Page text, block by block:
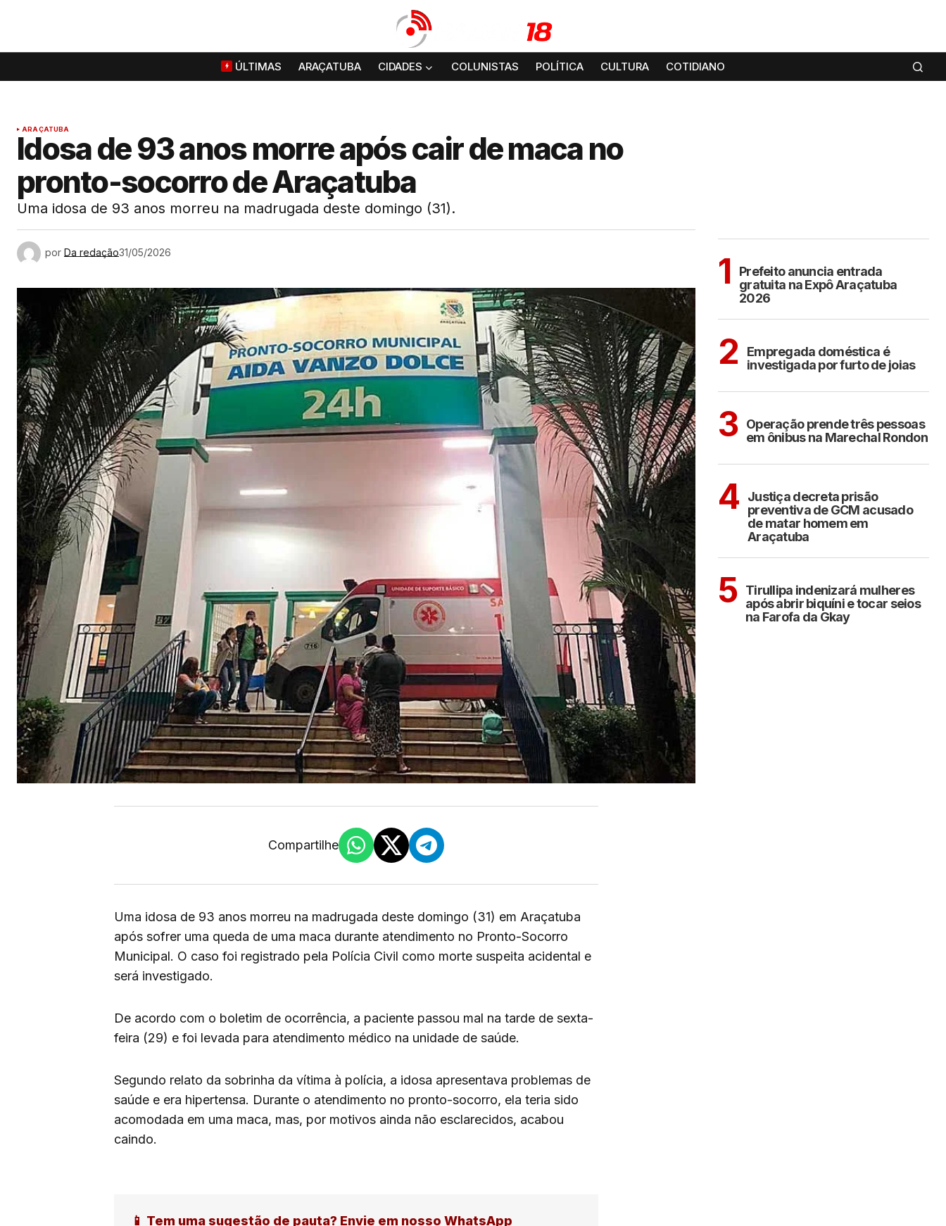
ÚLTIMAS ARAÇATUBA CIDADES COLUNISTAS POLÍTICA CULTURA COTIDIANO
ARAÇATUBA
Idosa de 93 anos morre após cair de maca no
pronto-socorro de Araçatuba
Uma idosa de 93 anos morreu na madrugada deste domingo (31).
por Da redação31/05/2026
Compartilhe
Uma idosa de 93 anos morreu na madrugada deste domingo (31) em Araçatuba
após sofrer uma queda de uma maca durante atendimento no Pronto-Socorro
Municipal. O caso foi registrado pela Polícia Civil como morte suspeita acidental e
será investigado.
De acordo com o boletim de ocorrência, a paciente passou mal na tarde de sexta-
feira (29) e foi levada para atendimento médico na unidade de saúde.
Segundo relato da sobrinha da vítima à polícia, a idosa apresentava problemas de
saúde e era hipertensa. Durante o atendimento no pronto-socorro, ela teria sido
acomodada em uma maca, mas, por motivos ainda não esclarecidos, acabou
caindo.
📱 Tem uma sugestão de pauta? Envie em nosso WhatsApp
1
Prefeito anuncia entrada
gratuita na Expô Araçatuba
2026
2
Empregada doméstica é
investigada por furto de joias
3 Operação prende três pessoas
em ônibus na Marechal Rondon
4
Justiça decreta prisão
preventiva de GCM acusado
de matar homem em
Araçatuba
5 Tirullipa indenizará mulheres
após abrir biquíni e tocar seios
na Farofa da Gkay